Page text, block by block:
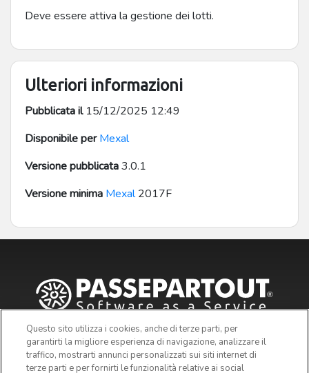
Deve essere attiva la gestione dei lotti.
Ulteriori informazioni
Pubblicata il15/12/2025 12:49
Disponibile per Mexal
Versione pubblicata3.0.1
Versione minima Mexal2017F
Questo sito utilizza i cookies, anche di terze parti, per
garantirti la migliore esperienza di navigazione, analizzare il
traffico, mostrarti annunci personalizzati sui siti internet di
terze parti e per fornirti le funzionalità relative ai social